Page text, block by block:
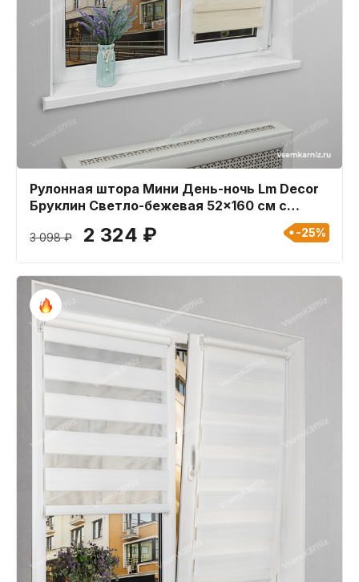
Рулонная штора Мини День-ночь Lm Decor
Бруклин Светло-бежевая 52x160 см с
3 098 ₽ 2 324 ₽ -25%